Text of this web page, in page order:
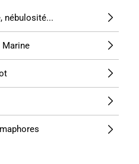
nébulosité...
Marine